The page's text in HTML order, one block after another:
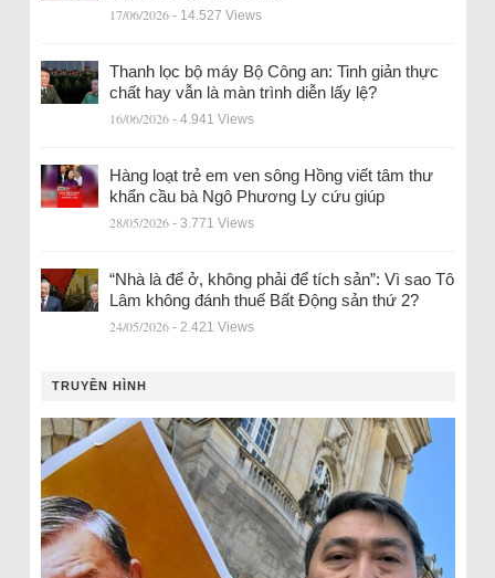
17/06/2026 - 14.527 Views
Thanh lọc bộ máy Bộ Công an: Tinh giản thực
chất hay vẫn là màn trình diễn lấy lệ?
16/06/2026 - 4.941 Views
Hàng loạt trẻ em ven sông Hồng viết tâm thư
khẩn cầu bà Ngô Phương Ly cứu giúp
28/05/2026 - 3.771 Views
“Nhà là để ở, không phải để tích sản”: Vì sao Tô
Lâm không đánh thuế Bất Động sản thứ 2?
24/05/2026 - 2.421 Views
TRUYỀN HÌNH